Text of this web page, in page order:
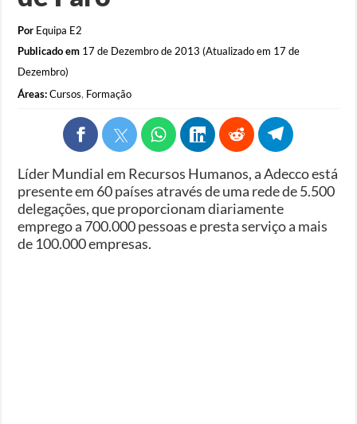
Por Equipa E2
Publicado em 17 de Dezembro de 2013 (Atualizado em 17 de
Dezembro)
Áreas: Cursos, Formação
Líder Mundial em Recursos Humanos, a Adecco está
presente em 60 países através de uma rede de 5.500
delegações, que proporcionam diariamente
emprego a 700.000 pessoas e presta serviço a mais
de 100.000 empresas.